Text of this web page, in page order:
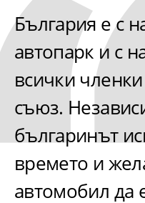
България е с
автопарк и с
всички
съюз.
българинът
времето и
автомобил да